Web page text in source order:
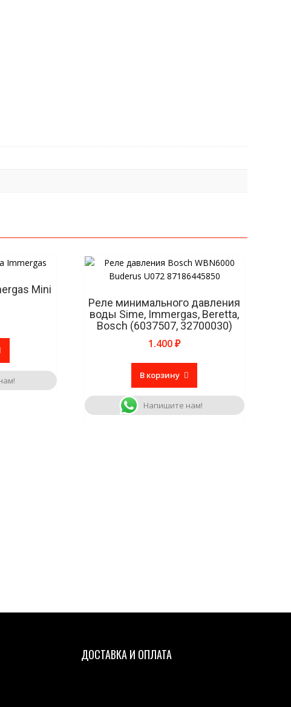
Mini
Реле минимального давления
воды Sime, Immergas, Beretta,
Bosch (6037507, 32700030)
1.400₽
В корзину
Напишите нам!
ДОСТАВКА И ОПЛАТА